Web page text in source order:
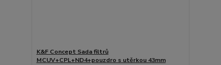
K&F Concept Sada filtrů
MCUV+CPL+ND4+pouzdro s utěrkou 43mm